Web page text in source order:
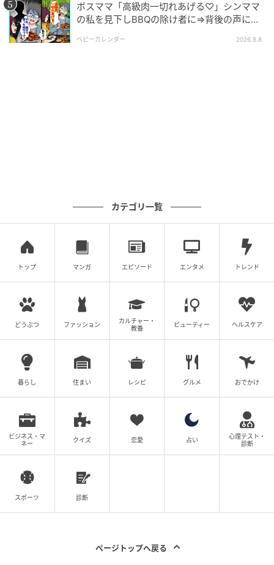
エキサイトニュース
エキサイトニュース
カメラが仕掛けられていたことをパートのおばさまた
ちに話すと、「昨日はなかった」と言われました。ま
さかロッカールームの隅々まで、怪しいものがないか
チェックしていたなんて！ でも、いったいどうしてそ
※次回に続く「義母と戦ってみた」（全80話）は1日2
※このお話は作者とりまる・ねこぽちゃさんに寄せら
れたエピソードです。
身バレ防止のため、いくつかの話を加え漫画化してい
ます
▶次回 【漫画】2人がロッカールームをチェックして
いた理由に涙…【義母と戦ってみた Vol.49】
【全話読む】義母と戦ってみた
ボスママ「高級肉一切れあげる♡」シンママ
の私を見下しBBQの除け者に⇒背後の声に突
ベビーカレンダー 2026.8.8
カテゴリ一覧
トップ マンガ エピソード エンタメ トレンド
どうぶつ ファッション
カルチャー・
教養
ビューティー ヘルスケア
暮らし 住まい レシピ グルメ おでかけ
ビジネス・マ
ネー
クイズ 恋愛 占い
心理テスト・
診断
スポーツ 診断
ページトップへ戻る